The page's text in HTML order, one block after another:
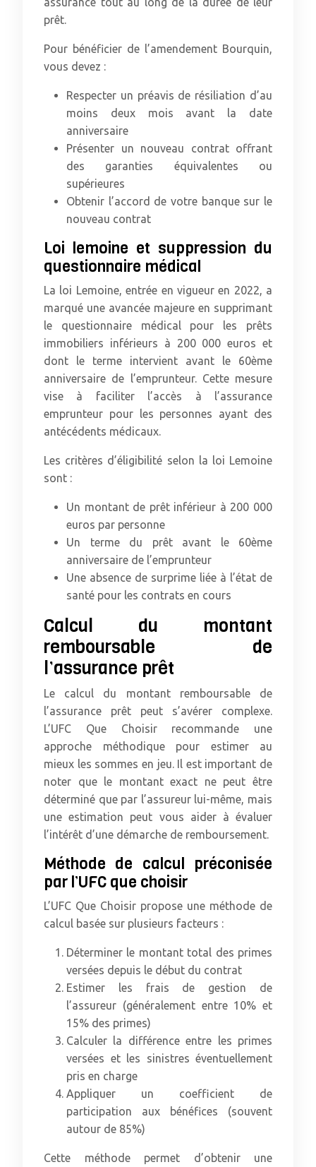
prêt.
Pour bénéficier de l’amendement Bourquin,
vous devez :
Respecter un préavis de résiliation d’au
moins deux mois avant la date
anniversaire
Présenter un nouveau contrat offrant
des garanties équivalentes ou
supérieures
Obtenir l’accord de votre banque sur le
nouveau contrat
Loi lemoine et suppression du
questionnaire médical
La loi Lemoine, entrée en vigueur en 2022, a
marqué une avancée majeure en supprimant
le questionnaire médical pour les prêts
immobiliers inférieurs à 200 000 euros et
dont le terme intervient avant le 60ème
anniversaire de l’emprunteur. Cette mesure
vise à faciliter l’accès à l’assurance
emprunteur pour les personnes ayant des
antécédents médicaux.
Les critères d’éligibilité selon la loi Lemoine
sont :
Un montant de prêt inférieur à 200 000
euros par personne
Un terme du prêt avant le 60ème
anniversaire de l’emprunteur
Une absence de surprime liée à l’état de
santé pour les contrats en cours
Calcul du montant
remboursable de
l’assurance prêt
Le calcul du montant remboursable de
l’assurance prêt peut s’avérer complexe.
L’UFC Que Choisir recommande une
approche méthodique pour estimer au
mieux les sommes en jeu. Il est important de
noter que le montant exact ne peut être
déterminé que par l’assureur lui-même, mais
une estimation peut vous aider à évaluer
l’intérêt d’une démarche de remboursement.
Méthode de calcul préconisée
par l’UFC que choisir
L’UFC Que Choisir propose une méthode de
calcul basée sur plusieurs facteurs :
Déterminer le montant total des primes
versées depuis le début du contrat
Estimer les frais de gestion de
l’assureur (généralement entre 10% et
15% des primes)
Calculer la différence entre les primes
versées et les sinistres éventuellement
pris en charge
Appliquer un coefficient de
participation aux bénéfices (souvent
autour de 85%)
Cette méthode permet d’obtenir une